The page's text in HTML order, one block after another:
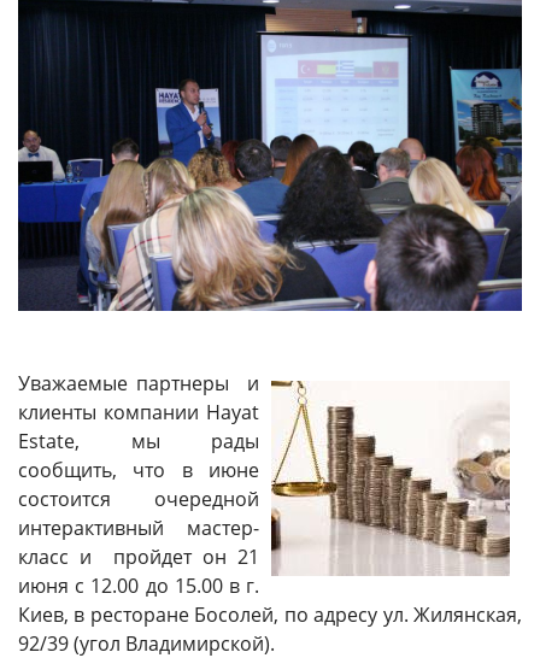
Уважаемые партнеры и
клиенты компании Hayat
Estate, мы рады
сообщить, что в июне
состоится очередной
интерактивный мастер-
класс и пройдет он 21
июня с 12.00 до 15.00 в г.
Киев, в ресторане Босолей, по адресу ул. Жилянская,
92/39 (угол Владимирской).